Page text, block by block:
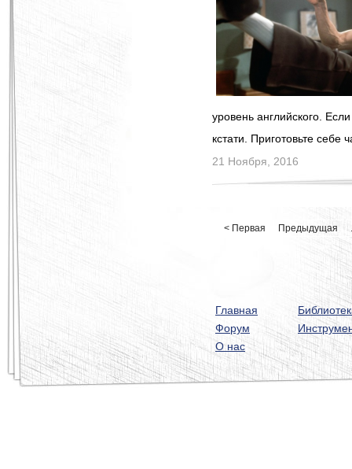
уровень английского.
кстати. Приготовьте
21 Ноября, 2016
< Первая Предыдущая
Главная
Форум
О нас